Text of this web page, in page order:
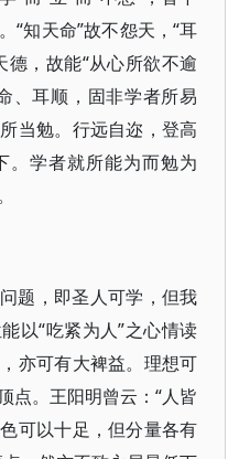
“知天命”故不怨天，“耳
德，故能“从心所欲不逾
、耳顺，固非学者所易
当勉。行远自迩，登高
。学者就所能为而勉为
题，即圣人可学，但我
以“吃紧为人”之心情读
亦可有大裨益。理想可
点。王阳明曾云：“人皆
可以十足，但分量各有